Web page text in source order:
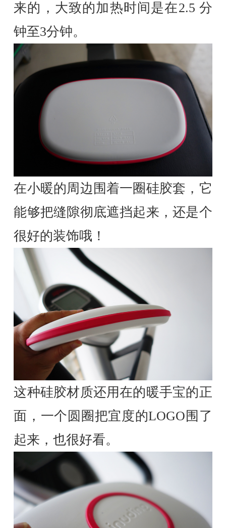
来的，大致的加热时间是在2.5 分
钟至3分钟。
在小暖的周边围着一圈硅胶套，它
能够把缝隙彻底遮挡起来，还是个
很好的装饰哦！
这种硅胶材质还用在的暖手宝的正
面，一个圆圈把宜度的LOGO围了
起来，也很好看。